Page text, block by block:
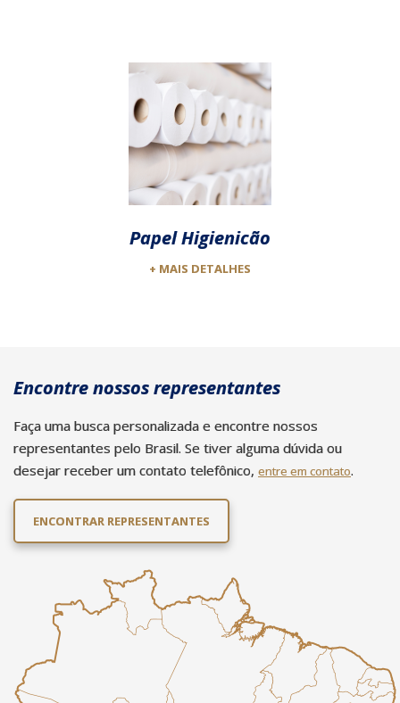
Papel Higienicão
+ MAIS DETALHES
Encontre nossos representantes
Faça uma busca personalizada e encontre nossos
representantes pelo Brasil. Se tiver alguma dúvida ou
desejar receber um contato telefônico, entre em contato.
ENCONTRAR REPRESENTANTES